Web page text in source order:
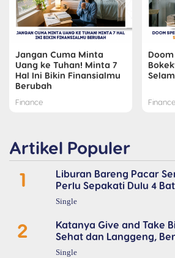
Jangan Cuma Minta
Uang ke Tuhan! Minta 7
Hal Ini Bikin Finansialmu
Berubah
Finance Finance
Artikel Populer
1
Liburan Bareng Pacar
Perlu Sepakati Dulu 4
Single
2
Katanya Give and Take
Sehat dan Langgeng,
Single